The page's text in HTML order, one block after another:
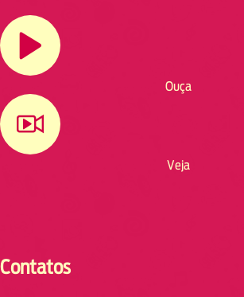
Ouça
Veja
Contatos